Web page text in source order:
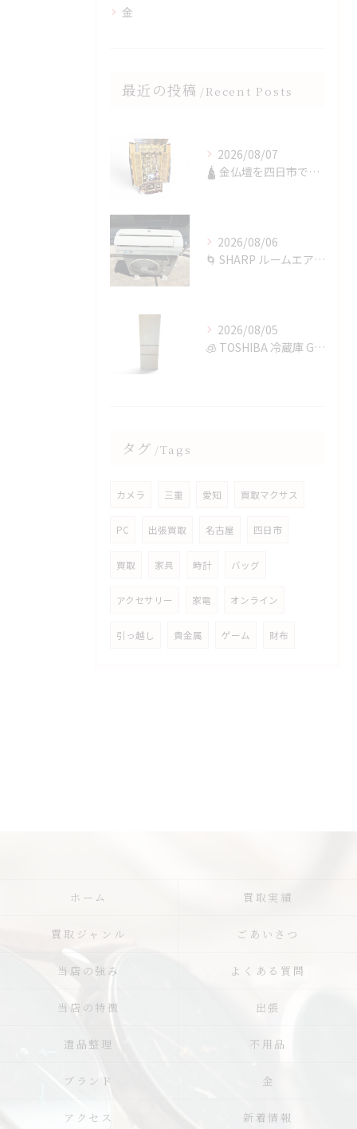
金
最近の投稿 Recent Posts
2026/08/07
🛕 金仏壇を四日市で買取✨
2026/08/06
🌀 SHARP ルームエアコンを四日市で買取✨
2026/08/05
🧊 TOSHIBA 冷蔵庫 GR-T36SVを鈴鹿市で買取✨
タグ Tags
カメラ 三重 愛知 買取マクサス
PC 出張買取 名古屋 四日市
買取 家具 時計 バッグ
アクセサリー 家電 オンライン
引っ越し 貴金属 ゲーム 財布
ホーム 買取実績
買取ジャンル ごあいさつ
当店の強み よくある質問
当店の特徴 出張
遺品整理 不用品
ブランド 金
アクセス 新着情報